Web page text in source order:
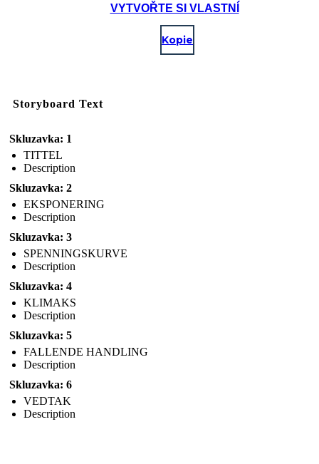
VYTVOŘTE SI VLASTNÍ
Kopie
Storyboard Text
Skluzavka: 1
TITTEL
Description
Skluzavka: 2
EKSPONERING
Description
Skluzavka: 3
SPENNINGSKURVE
Description
Skluzavka: 4
KLIMAKS
Description
Skluzavka: 5
FALLENDE HANDLING
Description
Skluzavka: 6
VEDTAK
Description